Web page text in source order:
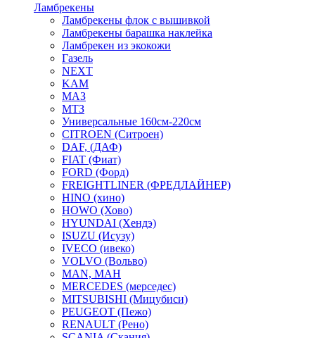
Ламбрекены
Ламбрекены флок с вышивкой
Ламбрекены барашка наклейка
Ламбрекен из экокожи
Газель
NEXT
KAM
МАЗ
МТЗ
Универсальные 160см-220см
CITROEN (Ситроен)
DAF, (ДАФ)
FIAT (Фиат)
FORD (Форд)
FREIGHTLINER (ФРЕДЛАЙНЕР)
HINO (хино)
HOWO (Хово)
HYUNDAI (Хендэ)
ISUZU (Исузу)
IVECO (ивеко)
VOLVO (Вольво)
MAN, МАН
MERCEDES (мерседес)
MITSUBISHI (Мицубиси)
PEUGEOT (Пежо)
RENAULT (Рено)